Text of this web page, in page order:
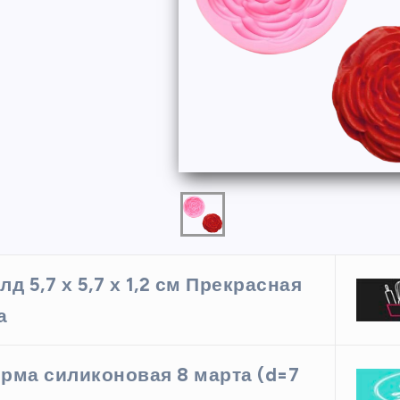
6 см
выпечки 9 ячеек,
кексики
5,7 х 5,7 х 1,2 см Прекрасная
силиконовая 8 марта (d=7